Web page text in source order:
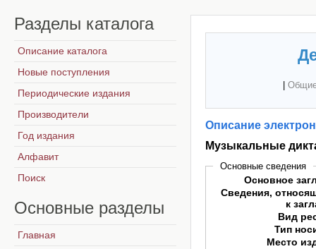
Описание
Музыкальные
Основные сведения
Основное
Сведения,
к
Вид
Тип
Место
Разделы каталога
Описание каталога
Новые поступления
Периодические издания
Производители
Год издания
Алфавит
Поиск
Основные разделы
Главная